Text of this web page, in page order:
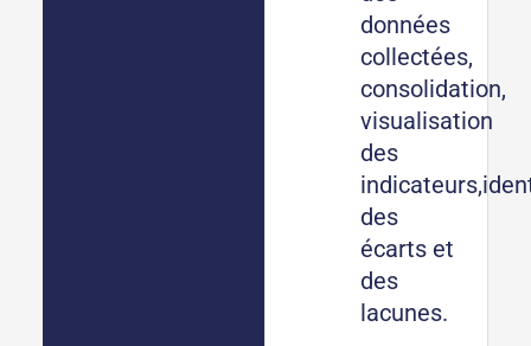
données
collectées,
consolidation,
visualisation
des
des
écarts et
des
lacunes.